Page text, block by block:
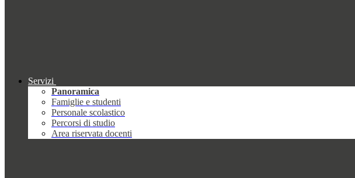
Servizi
Panoramica
Famiglie e studenti
Personale scolastico
Percorsi di studio
Area riservata docenti